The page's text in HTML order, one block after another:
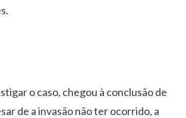
o caso, chegou à conclusão de
de a invasão não ter ocorrido, a